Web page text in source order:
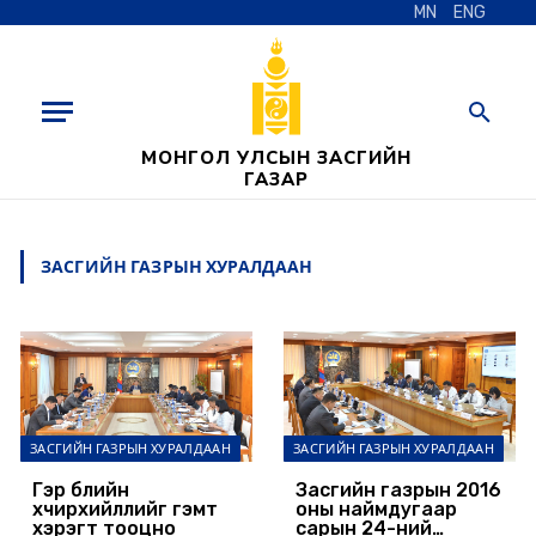
MN ENG
МОНГОЛ УЛСЫН ЗАСГИЙН
ГАЗАР
ЗАСГИЙН ГАЗРЫН ХУРАЛДААН
ЗАСГИЙН ГАЗРЫН ХУРАЛДААН
Гэр бүлийн
хүчирхийллийг гэмт
хэрэгт тооцно
ЗАСГИЙН ГАЗРЫН ХУРАЛДААН
Засгийн газрын 2016
оны наймдугаар
сарын 24-ний